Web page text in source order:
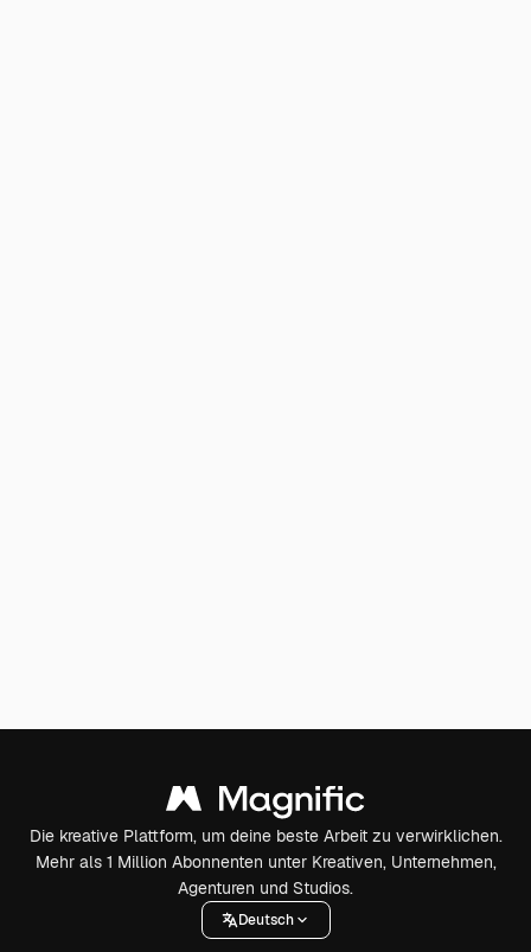
Die kreative Plattform, um deine beste Arbeit zu verwirklichen.
Mehr als 1 Million Abonnenten unter Kreativen, Unternehmen,
Agenturen und Studios.
Deutsch